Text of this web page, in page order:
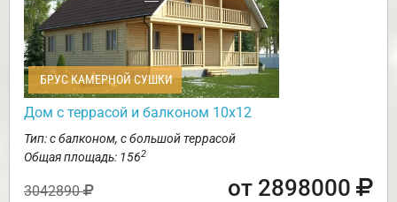
БРУС КАМЕРНОЙ СУШКИ
Дом с террасой и балконом 10х12
Тип: с балконом, с большой террасой
Общая площадь: 1562
3042890 от 2898000